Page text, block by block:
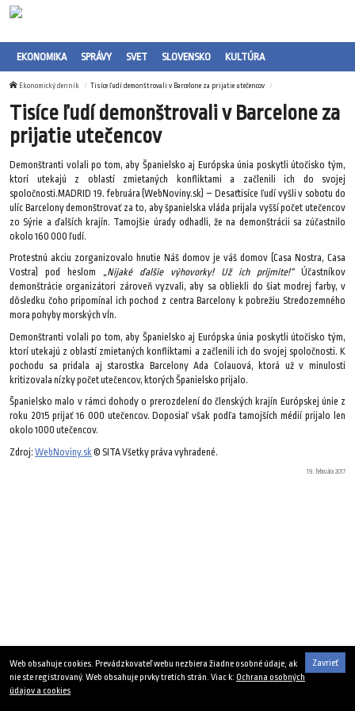
EKONOMIKA SPRÁVY SVET SLOVENSKO KULTÚRA
Ekonomický denník Tisíce ľudí demonštrovali v Barcelone za prijatie utečencov
Tisíce ľudí demonštrovali v Barcelone za
prijatie utečencov
Demonštranti volali po tom, aby Španielsko aj Európska únia poskytli útočisko tým,
ktorí utekajú z oblastí zmietaných konfliktami a začlenili ich do svojej
spoločnosti.MADRID 19. februára (WebNoviny.sk) – Desaťtisíce ľudí vyšli v sobotu do
ulíc Barcelony demonštrovať za to, aby španielska vláda prijala vyšší počet utečencov
zo Sýrie a ďalších krajín. Tamojšie úrady odhadli, že na demonštrácii sa zúčastnilo
okolo 160 000 ľudí.
Protestnú akciu zorganizovalo hnutie Náš domov je váš domov (Casa Nostra, Casa
Vostra) pod heslom „Nijaké ďalšie výhovorky! Už ich prijmite!“Účastníkov
demonštrácie organizátori zároveň vyzvali, aby sa obliekli do šiat modrej farby, v
dôsledku čoho pripomínal ich pochod z centra Barcelony k pobrežiu Stredozemného
mora pohyby morských vĺn.
Demonštranti volali po tom, aby Španielsko aj Európska únia poskytli útočisko tým,
ktorí utekajú z oblastí zmietaných konfliktami a začlenili ich do svojej spoločnosti. K
pochodu sa pridala aj starostka Barcelony Ada Colauová, ktorá už v minulosti
kritizovala nízky počet utečencov, ktorých Španielsko prijalo.
Španielsko malo v rámci dohody o prerozdelení do členských krajín Európskej únie z
roku 2015 prijať 16 000 utečencov. Doposiaľ však podľa tamojších médií prijalo len
okolo 1000 utečencov.
Zdroj: WebNoviny.sk © SITA Všetky práva vyhradené.
19. februára 2017
Zavrieť
Web obsahuje cookies. Prevádzkovateľ webu nezbiera žiadne osobné údaje, ak
nie ste registrovaný. Web obsahuje prvky tretích strán. Viac k: Ochrana osobných
údajov a cookies